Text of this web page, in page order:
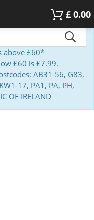
£ 0.00
above £60*
£60 is £7.99.
AB31-56, G83,
17, PA1, PA, PH,
OF IRELAND